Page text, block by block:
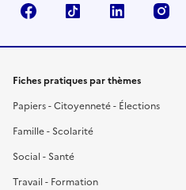
FacebookTikTok LinkedIn
Fiches pratiques par thèmes
Papiers - Citoyenneté - Élections
Famille - Scolarité
Social - Santé
Travail - Formation